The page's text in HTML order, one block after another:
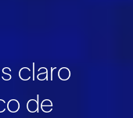
claro
de